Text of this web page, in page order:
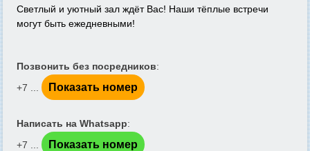
Светлый и уютный зал ждёт Вас! Наши тёплые встречи
могут быть ежедневными!
Позвонить без посредников:
+7 ...
Показать номер
Написать на Whatsapp:
+7 ...
Показать номер